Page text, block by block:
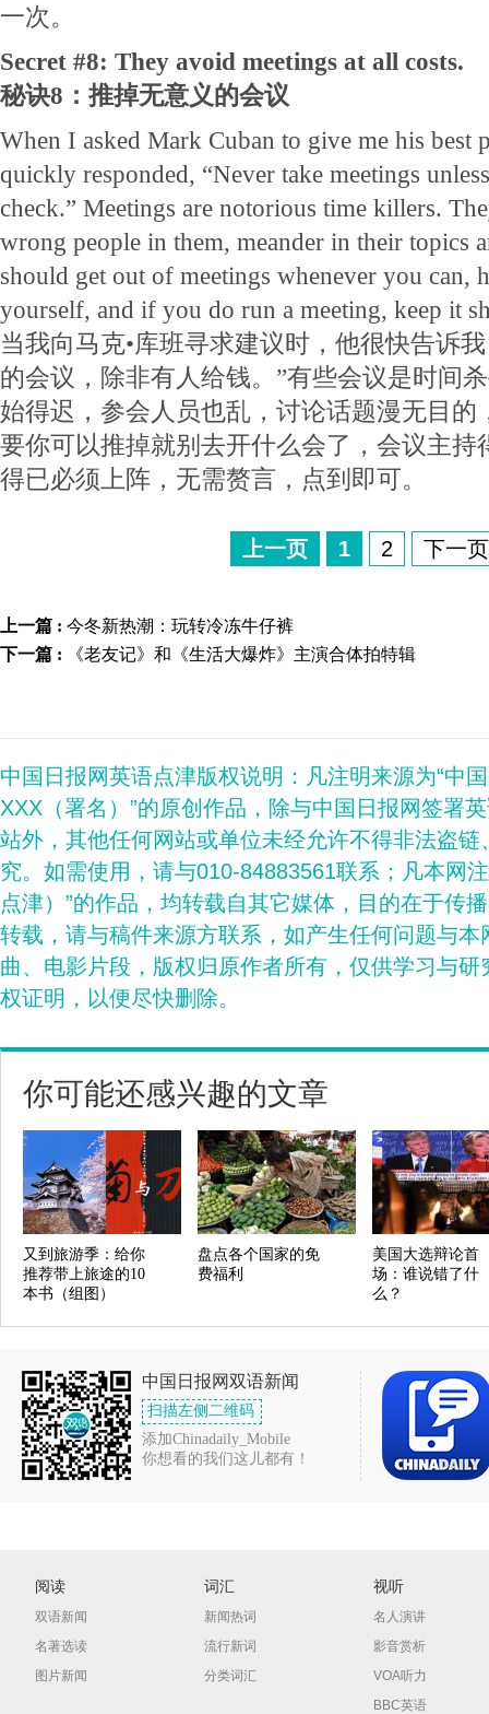
一次。
Secret #8: They avoid meetings at all costs.
秘诀8：推掉无意义的会议
When I asked Mark Cuban to give me his best
quickly responded, “Never take meetings
check.” Meetings are notorious time killers.
wrong people in them, meander in their topics
should get out of meetings whenever you can,
yourself, and if you do run a meeting, keep it
当我向马克•库班寻求建议时，他很快告诉
的会议，除非有人给钱。”有些会议是时间
始得迟，参会人员也乱，讨论话题漫无目的
要你可以推掉就别去开什么会了，会议主持
得已必须上阵，无需赘言，点到即可。
上一页 1 2 下一页
上一篇 : 今冬新热潮：玩转冷冻牛仔裤
下一篇 :
《老友记》和《生活大爆炸》主演合体拍特辑
中国日报网英语点津版权说明：凡注明来源为“中
XXX（署名）”的原创作品，除与中国日报网签署
站外，其他任何网站或单位未经允许不得非法盗
究。如需使用，请与010-84883561联系；凡本网
点津）”的作品，均转载自其它媒体，目的在于传
转载，请与稿件来源方联系，如产生任何问题与
曲、电影片段，版权归原作者所有，仅供学习与
权证明，以便尽快删除。
你可能还感兴趣的文章
又到旅游季：给你
推荐带上旅途的10
本书（组图）
盘点各个国家的免
费福利
美国大选辩论首
场：谁说错了什
么？
中国日报网双语新闻
扫描左侧二维码
添加Chinadaily_Mobile
你想看的我们这儿都有！
阅读
双语新闻
名著选读
图片新闻
词汇
新闻热词
流行新词
分类词汇
视听
名人演讲
影音赏析
VOA听力
BBC英语